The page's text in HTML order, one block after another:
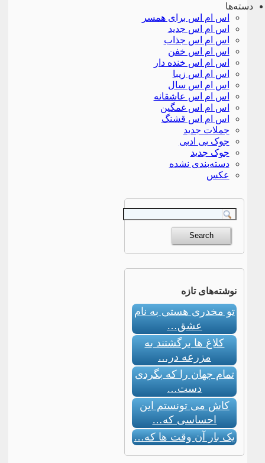
دسته‌ها
اس ام اس برای همسر
اس ام اس جدید
اس ام اس جذاب
اس ام اس خفن
اس ام اس خنده دار
اس ام اس زیبا
اس ام اس سال
اس ام اس عاشقانه
اس ام اس غمگین
اس ام اس قشنگ
جملات جدید
جوک بی ادبی
جوک جدید
دسته‌بندی نشده
عکس
نوشته‌های تازه
تو مخدری هستی به نام
عشق…
کلاغ ها برگشتند به
مزرعه در…
تمام جهان را که بگردی
دست…
کاش می تونستم این
احساسی که…
یک بار آن وقت ها که…